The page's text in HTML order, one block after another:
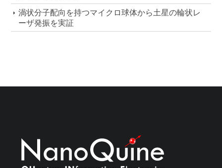
渦状分子配向を持つマイクロ球体から土星の輪状レ
ーザ発振を実証